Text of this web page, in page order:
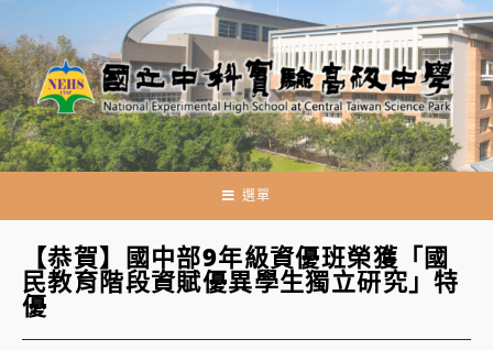
轉
至
主
要
內
選單
【恭賀】國中部9年級資優班榮獲「國
民教育階段資賦優異學生獨立研究」特
優